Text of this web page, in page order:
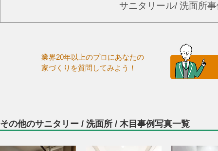
サニタリール/ 洗面所
業界20年以上のプロにあなたの
家づくりを質問してみよう！
その他のサニタリー / 洗面所 / 木目事例写真一覧